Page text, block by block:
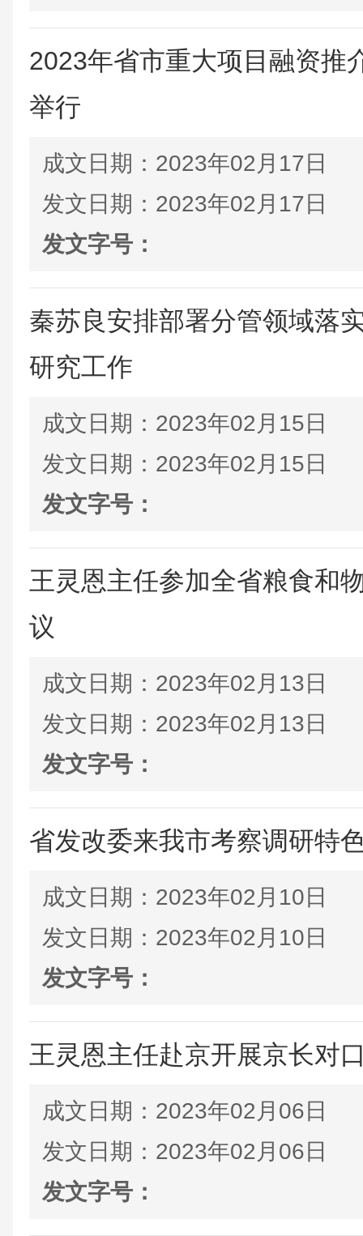
2023年省市重大项目融资推
举行
成文日期： 2023年02月17日
发文日期： 2023年02月17日
发文字号：
秦苏良安排部署分管领域落
研究工作
成文日期： 2023年02月15日
发文日期： 2023年02月15日
发文字号：
王灵恩主任参加全省粮食和
议
成文日期： 2023年02月13日
发文日期： 2023年02月13日
发文字号：
省发改委来我市考察调研特
成文日期： 2023年02月10日
发文日期： 2023年02月10日
发文字号：
王灵恩主任赴京开展京长对
成文日期： 2023年02月06日
发文日期： 2023年02月06日
发文字号：